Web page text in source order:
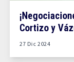
Cortizo y
27 Dic 2024